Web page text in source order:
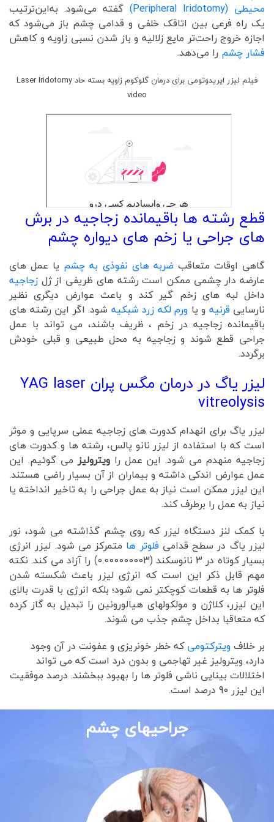
محیطی (Peripheral Iridotomy)
گفته می‌شود. به‌این‌ترتیب
یک راه فرعی بین اتاقک خلفی و قدامی چشم باز می‌شود که
اجازه خروج راحت‌تر مایع زلالیه و باز شدن نسبی زاویه و کاهش
فشار چشم را می‌دهد.
فیلم لیزر ایریدوتومی برای درمان گلوکوم زاویه بسته حاد Laser Iridotomy
video
قطع رشته ها باقیمانده زجاجیه در برش
های جراحی یا زخم های دیواره چشم
گاهی اوقات متعاقب ضربه های نفوذی به چشم یا عمل های
عارضه دار چشمی ممکن است رشته های ظریفی از ژل زجاجیه
داخل لبه های زخم گیر کند و باعث عوارض دیگری نظیر
نارسایی قرنیه و یا ورم لکه زرد شبکیه شود. اگر این رشته های
باقیمانده زجاجیه در زخم ، ظریف باشند، می تواند با عمل
جراحی قطع شوند و زجاجیه به محل طبیعی و قبلی خودش
برگردد.
لیزر یاگ در درمان مگس پران YAG laser
vitreolysis
لیزر یاگ برای انهدام کدورت های زجاجیه عملی سرپایی و موثر
است که با استفاده از لیزر نانو پالس، رشته ها و کدورت های
زجاجیه منهدم می شود. این عمل راویترولیزمی گوئیم. این
عمل عوارض اندکی داشته و بیماران از آن بسیار راضی هستند.
این لیزر ممکن است نیاز به عمل جراحی را به تاخیر انداخته یا
نیاز به عمل را برطرف کند.
با کمک لنز دستگاه لیزر که روی چشم گذاشته می شود، نور
لیزر یاگ در سطح قدامی فلوتر ها متمرکز می شود. لیزر انرژی
بسیار کوتاه در 3 نانوسکند (0.000000003) را آزاد می کند. نکته
مهم قابل ذکر این است که انرژی لیزر باعث شکسته شدن
فلوتر ها به قطعات کوچکتر نمی شود؛ بلکه انرژی با قدرت بالای
این لیزر، کلاژن و مولکولهای هیالورونین را تبدیل به گاز کرده
که متعاقبا بداخل چشم جذب می شوند.
بر خلاف ویترکتومیکه خطر خونریزی و عفونت در آن وجود
دارد، ویترولیز غیر تهاجمی و بدون درد است که می تواند
اختلالات بینایی ناشی فلوتر ها را بهبود ببخشند. درصد موفقیت
این لیزر 90 درصد است.
جراحیهای چشم